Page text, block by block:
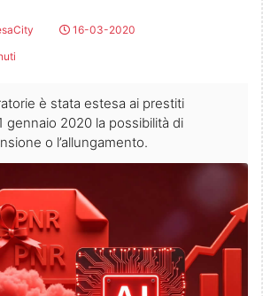
16-03-2020
è stata estesa ai prestiti
gennaio 2020 la possibilità di
o l’allungamento.